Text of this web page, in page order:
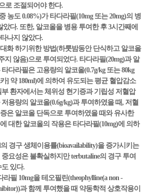
로 조절되어야 한다.
농도 0.08%)가 타다라필(10mg 또는 20mg)의 병
다. 또한, 알코올을 병용 투여한 후 3시간째에
나지 않았다.
화 하기위한 방법(하룻밤동안 단식하고 알코올
지 않음)으로 투여되었다. 타다라필(20mg)과 알
다라필은 고용량의 알코올(0.7g/kg 또는 80kg
] 약 180ml)에 의하여 유도되는 평균 혈압감소
환자에서는 체위성 현기증과 기립성 저혈압
용량의 알코올(0.6g/kg)과 투여하였을 때, 저혈
은 알코올 단독으로 투여하였을 때와 유사한
대한 알코올의 작용은 타다라필(10mg)에 의하
경구 생체이용률(bioavailability)을 증가시키는
요성은 불확실하지만 terbutaline의 경구 투여
있다.
필 10mg을 테오필린(theophylline(a non -
과 함께 투여했을 때 약동학적 상호작용이